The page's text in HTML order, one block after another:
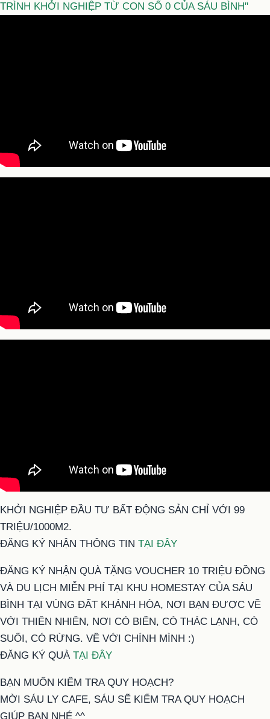
TRÌNH KHỞI NGHIỆP TỪ CON SỐ 0 CỦA SÁU BÌNH"
KHỞI NGHIỆP ĐẦU TƯ BẤT ĐỘNG SẢN CHỈ VỚI 99
TRIỆU/1000M2.
ĐĂNG KÝ NHẬN THÔNG TIN TẠI ĐÂY
ĐĂNG KÝ NHẬN QUÀ TẶNG VOUCHER 10 TRIỆU ĐỒNG
VÀ DU LỊCH MIỄN PHÍ TẠI KHU HOMESTAY CỦA SÁU
BÌNH TẠI VÙNG ĐẤT KHÁNH HÒA, NƠI BẠN ĐƯỢC VỀ
VỚI THIÊN NHIÊN, NƠI CÓ BIỂN, CÓ THÁC LẠNH, CÓ
SUỐI, CÓ RỪNG. VỀ VỚI CHÍNH MÌNH :)
ĐĂNG KÝ QUÀ TẠI ĐÂY
BẠN MUỐN KIỂM TRA QUY HOẠCH?
MỜI SÁU LY CAFE, SÁU SẼ KIỂM TRA QUY HOẠCH
GIÚP BẠN NHÉ ^^